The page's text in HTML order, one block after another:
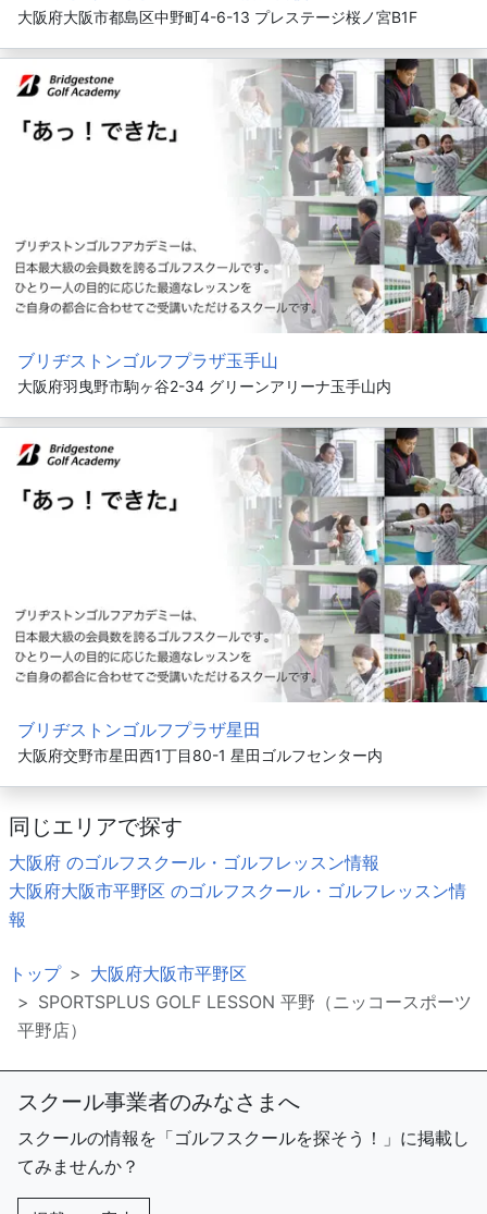
大阪府大阪市都島区中野町4-6-13 プレステージ桜ノ宮B1F
ブリヂストンゴルフプラザ玉手山
大阪府羽曳野市駒ヶ谷2-34 グリーンアリーナ玉手山内
ブリヂストンゴルフプラザ星田
大阪府交野市星田西1丁目80-1 星田ゴルフセンター内
同じエリアで探す
大阪府 のゴルフスクール・ゴルフレッスン情報
大阪府大阪市平野区 のゴルフスクール・ゴルフレッスン情
報
トップ
大阪府大阪市平野区
SPORTSPLUS GOLF LESSON 平野（ニッコースポーツ
平野店）
スクール事業者のみなさまへ
スクールの情報を「ゴルフスクールを探そう！」に掲載し
てみませんか？